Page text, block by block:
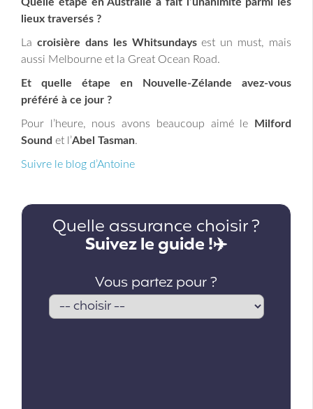
lieux traversés ?
La croisière dans les Whitsundaysest un must, mais
aussi Melbourne et la Great Ocean Road.
Et quelle étape en Nouvelle-Zélande avez-vous
préféré à ce jour ?
Pour l’heure, nous avons beaucoup aimé le
Milford
Sound et l’Abel Tasman.
Suivre le blog d’Antoine